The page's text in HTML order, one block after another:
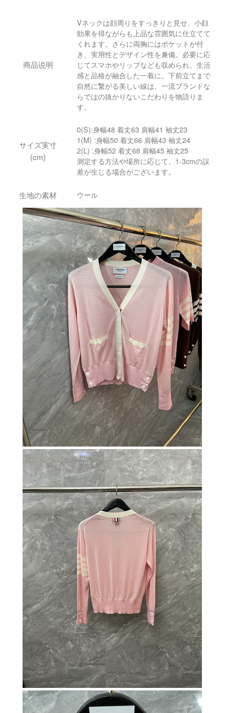
商品说明
Vネックは顔周りをすっきりと見せ、小顔
効果を得ながらも上品な雰囲気に仕立てて
くれます。さらに両胸にはポケットが付
き、実用性とデザイン性を兼備。必要に応
じてスマホやリップなども収められ、生活
感と品格が融合した一着に。下前立てまで
自然に繋がる美しい線は、一流ブランドな
らではの抜かりないこだわりを物語りま
す。
サイズ実寸
(cm)
0(S):身幅48 着丈63 肩幅41 袖丈23
1(M) :身幅50 着丈66 肩幅43 袖丈24
2(L) :身幅52 着丈68 肩幅45 袖丈25
測定する方法や場所に応じて、1-3cmの誤
差が生じる場合がございます。
生地の素材 ウール